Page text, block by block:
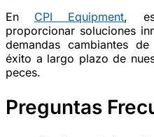
En CPI Equipment,
proporcionar soluciones
demandas cambiantes
éxito a largo plazo de
peces.
Preguntas